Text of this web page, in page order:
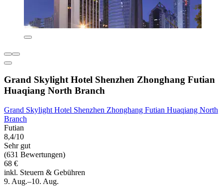
Grand Skylight Hotel Shenzhen Zhonghang Futian
Huaqiang North Branch
Grand Skylight Hotel Shenzhen Zhonghang Futian Huaqiang North
Branch
Futian
8,4/10
Sehr gut
(631 Bewertungen)
68 €
inkl. Steuern & Gebühren
9. Aug.–10. Aug.